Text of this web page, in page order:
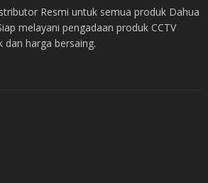
Resmi untuk semua produk Dahua
melayani pengadaan produk CCTV
dan harga bersaing.